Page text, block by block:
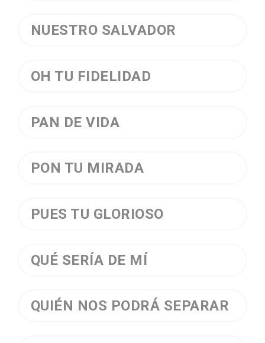
NUESTRO SALVADOR
OH TU FIDELIDAD
PAN DE VIDA
PON TU MIRADA
PUES TU GLORIOSO
QUÉ SERÍA DE MÍ
QUIÉN NOS PODRÁ SEPARAR